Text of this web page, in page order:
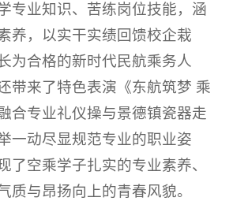
专业知识、苦练岗位技能，涵
养，以实干实绩回馈校企栽
为合格的新时代民航乘务人
带来了特色表演《东航筑梦 乘
合专业礼仪操与景德镇瓷器走
一动尽显规范专业的职业姿
了空乘学子扎实的专业素养、
质与昂扬向上的青春风貌。